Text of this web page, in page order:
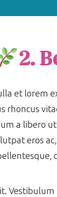
2.
et lorem
a libero
eros